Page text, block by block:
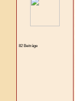
82 Beiträge